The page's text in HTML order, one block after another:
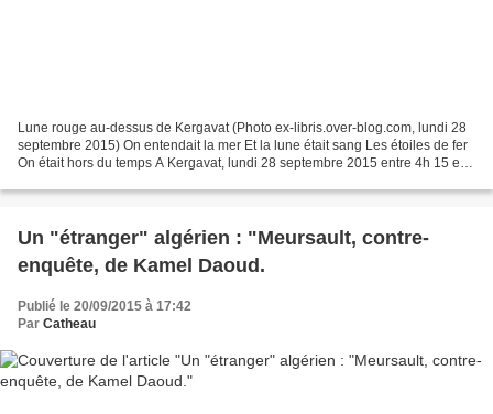
Lune rouge au-dessus de Kergavat (Photo ex-libris.over-blog.com, lundi 28
septembre 2015) On entendait la mer Et la lune était sang Les étoiles de fer
On était hors du temps A Kergavat, lundi 28 septembre 2015 entre 4h 15 et
Un "étranger" algérien : "Meursault, contre-
enquête, de Kamel Daoud.
Publié le 20/09/2015 à 17:42
Par Catheau